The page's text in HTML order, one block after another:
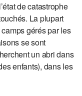
de catastrophe
La plupart
gérés par les
se sont
un abri dans
enfants), dans les